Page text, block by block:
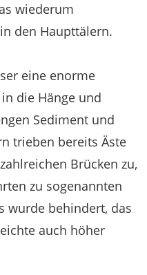
wiederum
den Haupttälern.
eine enorme
die Hänge und
Sediment und
trieben bereits Äste
Brücken zu,
zu sogenannten
wurde behindert, das
auch höher